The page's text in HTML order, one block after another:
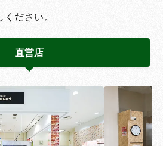
ださい。
直営店